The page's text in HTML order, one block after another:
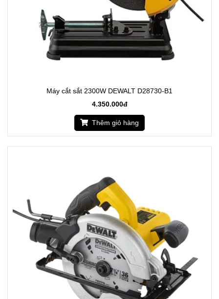
Máy cắt sắt 2300W DEWALT D28730-B1
4.350.000đ
Thêm giỏ hàng